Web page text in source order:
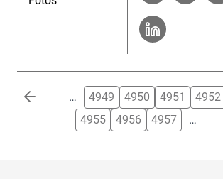
Paginación … 4949 4950 4951 4952
4955
4956 4957 …